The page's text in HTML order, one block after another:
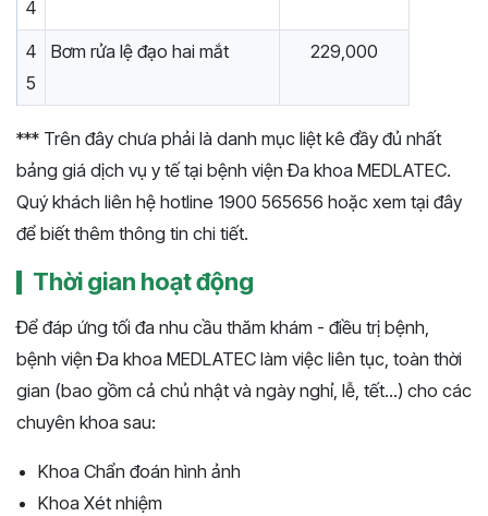
4
4
5
Bơm rửa lệ đạo hai mắt 229,000
*** Trên đây chưa phải là danh mục liệt kê đầy đủ nhất
bảng giá dịch vụ y tế tại bệnh viện Đa khoa MEDLATEC.
Quý khách liên hệ hotline 1900 565656 hoặc xem tại đây
để biết thêm thông tin chi tiết.
Thời gian hoạt động
Để đáp ứng tối đa nhu cầu thăm khám - điều trị bệnh,
bệnh viện Đa khoa MEDLATEC làm việc liên tục, toàn thời
gian (bao gồm cả chủ nhật và ngày nghỉ, lễ, tết...) cho các
chuyên khoa sau:
Khoa Chẩn đoán hình ảnh
Khoa Xét nhiệm